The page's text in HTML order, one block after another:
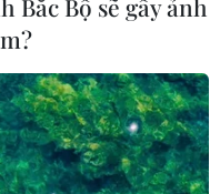
chảo lửa Mỹ
vào bán kết
thắng cực kỳ quan
trong trận đấu thứ 2
Bắc Bộ sẽ gây ảnh